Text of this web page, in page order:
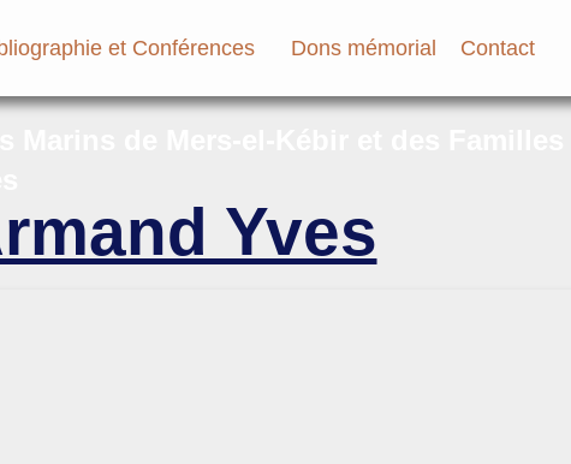
et Conférences Dons mémorial Contact
Yves